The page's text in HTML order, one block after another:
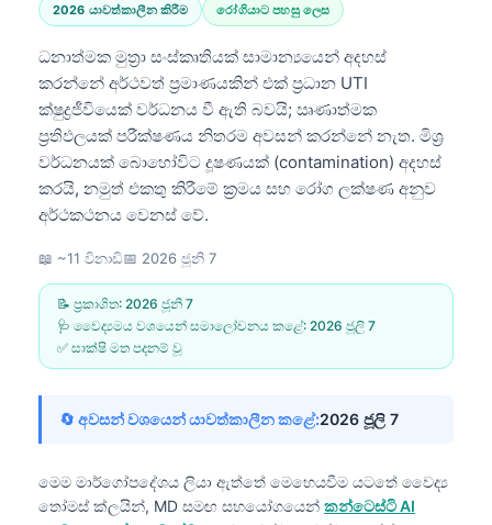
2026 යාවත්කාලීන කිරීම රෝගියාට පහසු ලෙස
ධනාත්මක මුත්‍රා සංස්කෘතියක් සාමාන්‍යයෙන් අදහස්
කරන්නේ අර්ථවත් ප්‍රමාණයකින් එක් ප්‍රධාන UTI
ක්ෂුද්‍රජීවියෙක් වර්ධනය වී ඇති බවයි; ඍණාත්මක
ප්‍රතිඵලයක් පරීක්ෂණය නිතරම අවසන් කරන්නේ නැත. මිශ්‍ර
වර්ධනයක් බොහෝවිට දූෂණයක් (contamination) අදහස්
කරයි, නමුත් එකතු කිරීමේ ක්‍රමය සහ රෝග ලක්ෂණ අනුව
අර්ථකථනය වෙනස් වේ.
📖 ~11 විනාඩි📅 2026 ජූනි 7
📝 ප්‍රකාශිත: 2026 ජූනි 7
🩺 වෛද්‍යමය වශයෙන් සමාලෝචනය කළේ: 2026 ජූලි 7
✅ සාක්ෂි මත පදනම් වූ
🔄 අවසන් වශයෙන් යාවත්කාලීන කළේ:2026 ජූලි 7
මෙම මාර්ගෝපදේශය ලියා ඇත්තේ මෙහෙයවීම යටතේ වෛද්‍ය
තෝමස් ක්ලයින්, MD සමඟ සහයෝගයෙන් කන්ටෙස්ටි AI